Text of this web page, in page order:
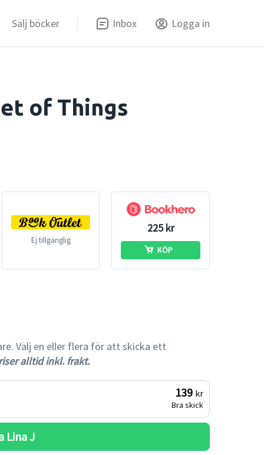
Sälj böcker Inbox Logga in
of Things
Ej tillgänglig
225 kr
KÖP
Välj en eller flera för att skicka ett
alltid inkl. frakt.
139 kr
Bra skick
Lina J